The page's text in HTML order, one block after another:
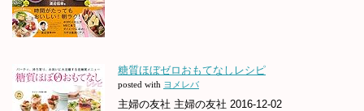
糖質ほぼゼロおもてなしレシピ
posted with ヨメレバ
主婦の友社 主婦の友社 2016-12-02